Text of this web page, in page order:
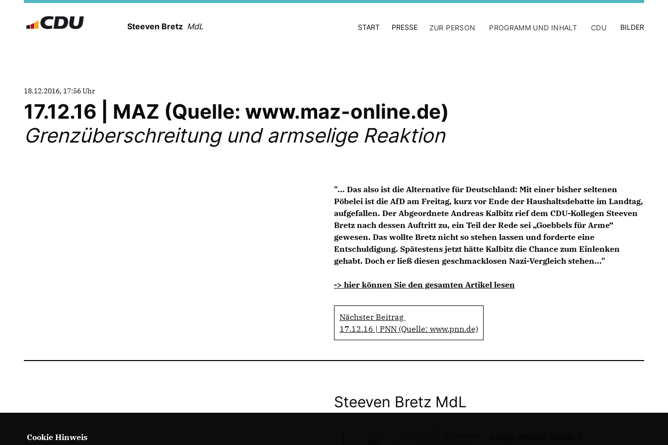
Steeven Bretz MdL START PRESSE ZUR PERSON PROGRAMM UND INHALT CDU BILDER
18.12.2016, 17:56 Uhr
17.12.16 | MAZ (Quelle: www.maz-online.de)
Grenzüberschreitung und armselige Reaktion
"... Das also ist die Alternative für Deutschland: Mit einer bisher seltenen
Pöbelei ist die AfD am Freitag, kurz vor Ende der Haushaltsdebatte im Landtag,
aufgefallen. Der Abgeordnete Andreas Kalbitz rief dem CDU-Kollegen Steeven
Bretz nach dessen Auftritt zu, ein Teil der Rede sei „Goebbels für Arme“
gewesen. Das wollte Bretz nicht so stehen lassen und forderte eine
Entschuldigung. Spätestens jetzt hätte Kalbitz die Chance zum Einlenken
gehabt. Doch er ließ diesen geschmacklosen Nazi-Vergleich stehen..."
-> hier können Sie den gesamten Artikel lesen
Nächster Beitrag
17.12.16 | PNN (Quelle: www.pnn.de)
Steeven Bretz MdL
Cookie Hinweis